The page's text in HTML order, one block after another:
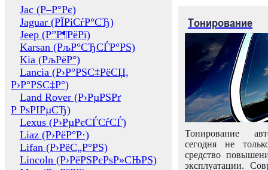
Jac (Р–Р°Рє)
Jaguar (РЇРіСѓР°СЂ)
Jeep (Р”Р¶РёРї)
Karsan (РљР°СЂСЃР°РЅ)
Kia (РљРёР°)
Lancia (Р›Р°РЅС‡РёСЏ,
Р›Р°РЅС‡Р°)
Land Rover (Р›РµРЅРґ
Р РѕРІРµСЂ)
Lexus (Р›РµРєСЃСѓСЃ)
Liaz (Р›РёР°Р·)
Lifan (Р›РёС„Р°РЅ)
Lincoln (Р›РёРЅРєРѕР»СЊРЅ)
Тонирование
Тонирование
сегодня не
средство
эксплуатации.